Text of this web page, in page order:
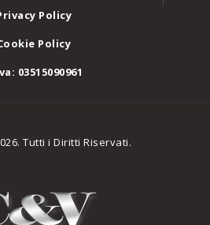
Policy
Policy
03515090961
Tutti i Diritti Riservati.